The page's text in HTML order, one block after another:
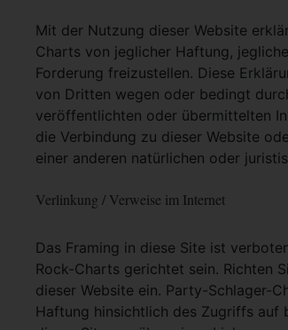
Mit der Nutzung dieser Website
Charts von jeglicher Haftung,
Forderung freizustellen. Diese
von Dritten wegen oder bedingt
veröffentlichten oder übermittelten
die Verbindung zu dieser Website
einer anderen natürlichen oder
Verlinkung / Verweise im Internet
Das Framing in diese Site ist
Rock-Charts gerichtet sein. Richten
dieser Website ein. Party-Schlager-
Haftung hinsichtlich des Zugriffs auf